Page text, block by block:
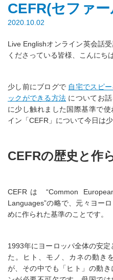
CEFR(セファ
2020.10.02
Live Englishオンライン英会話
くださっている皆様、こんにち
少し前にブログで 自宅でスピ
ックができる方法 についてお
に少し触れました国際基準で
イン「CEFR」について今日は
CEFRの歴史と作
CEFRは “Common
Languages”の略で、元々ヨー
めに作られた基準のことです。
1993年にヨーロッパ全体の安
た。ヒト、モノ、カネの動き
が、その中でも「ヒト」の動